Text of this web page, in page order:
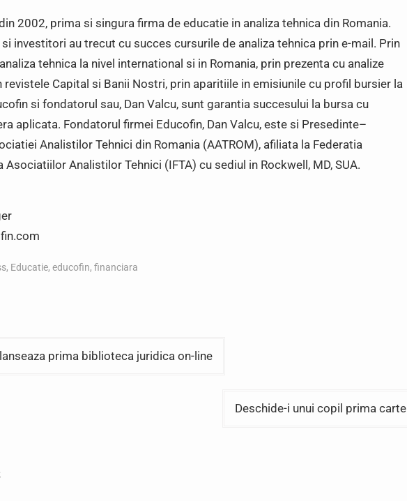
2002, prima si singura firma de educatie in analiza tehnica din Romania.
investitori au trecut cu succes cursurile de analiza tehnica prin e-mail. Prin
tehnica la nivel international si in Romania, prin prezenta cu analize
revistele Capital si Banii Nostri, prin aparitiile in emisiunile cu profil bursier la
si fondatorul sau, Dan Valcu, sunt garantia succesului la bursa cu
aplicata. Fondatorul firmei Educofin, Dan Valcu, este si Presedinte–
Analistilor Tehnici din Romania (AATROM), afiliata la Federatia
Asociatiilor Analistilor Tehnici (IFTA) cu sediul in Rockwell, MD, SUA.
, Educatie, educofin, financiara
prima biblioteca juridica on-line
Deschide-i unui copil prima carte